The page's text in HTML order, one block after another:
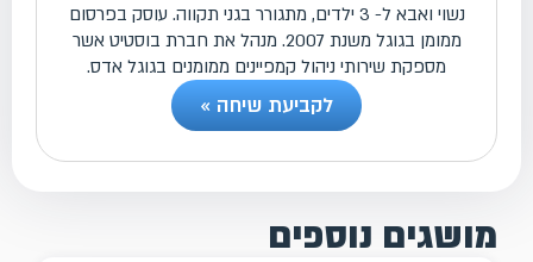
נשוי ואבא ל- 3 ילדים, מתגורר בגני תקווה. עוסק בפרסום
ממומן בגוגל משנת 2007. מנהל את חברת בוסטיט אשר
מספקת שירותי ניהול קמפיינים ממומנים בגוגל אדס.
לקביעת שיחה »
מושגים נוספים